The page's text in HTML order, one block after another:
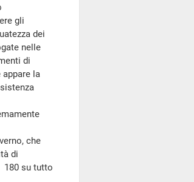
gli
dei
nelle
di
la
che
di
180 su tutto